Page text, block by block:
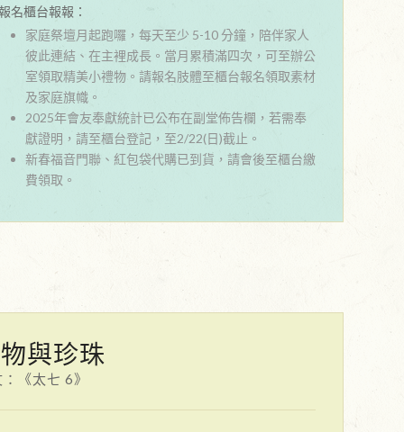
名櫃台報報：
家庭祭壇月起跑囉，每天至少 5-10 分鐘，陪伴家人
彼此連結、在主裡成長。當月累積滿四次，可至辦公
室領取精美小禮物。請報名肢體至櫃台報名領取素材
及家庭旗幟。
2025年會友奉獻統計已公布在副堂佈告欄，若需奉
獻證明，請至櫃台登記，至2/22(日)截止。
新春福音門聯、紅包袋代購已到貨，請會後至櫃台繳
費領取。
與珍珠
《太七 6》